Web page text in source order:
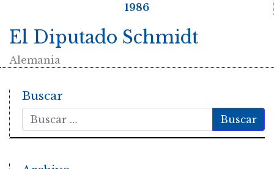
1986
El Diputado Schmidt
Alemania
Buscar
Buscar